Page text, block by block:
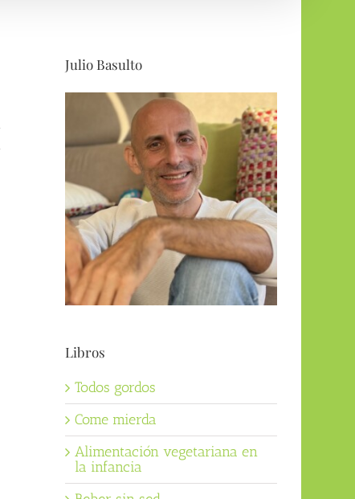
Julio Basulto
Libros
Todos gordos
Come mierda
Alimentación vegetariana en
la infancia